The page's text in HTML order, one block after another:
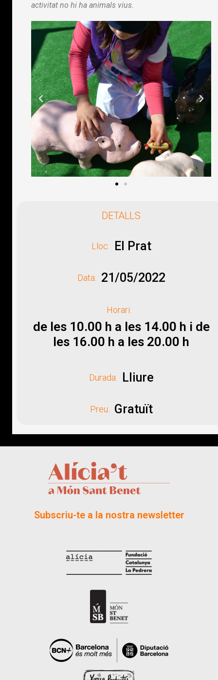
activitat no hi ha animals vius.
DETALLS
Lloc: El Prat
Data: 21/05/2022
Horari:
de les 10.00 h a les 14.00 h i de
les 16.00 h a les 20.00 h
Durada: Lliure
Preu: Gratuït
Subscriu-te a la nostra newsletter